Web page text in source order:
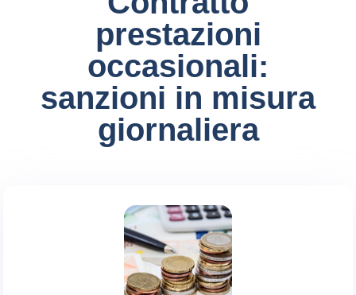
prestazioni
occasionali:
sanzioni in misura
giornaliera